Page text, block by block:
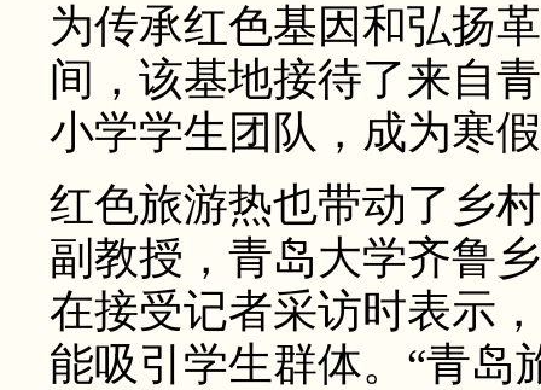
为传承红色基因和弘扬
间，该基地接待了来自
小学学生团队，成为寒
红色旅游热也带动了乡
副教授，青岛大学齐鲁
在接受记者采访时表示
能吸引学生群体。“青岛